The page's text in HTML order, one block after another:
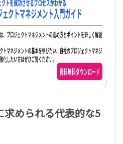
求められる代表的な5